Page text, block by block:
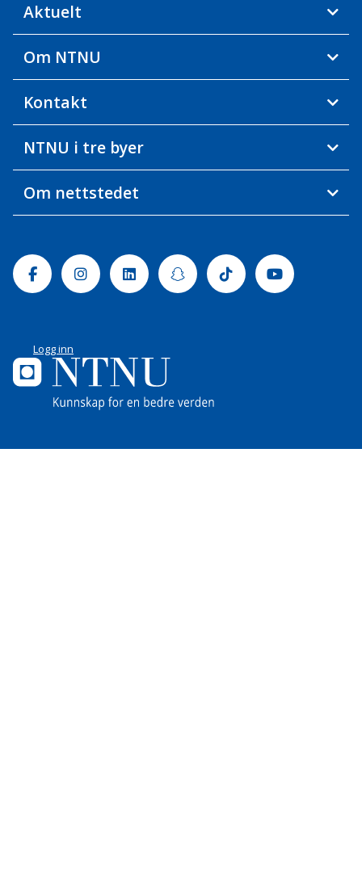
Aktuelt
Om NTNU
Kontakt
NTNU i tre byer
Om nettstedet
FacebookInstagramLinkedinSnapchatTiktok Youtube
Logg inn